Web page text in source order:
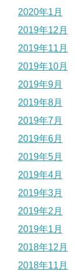
2020年1月
2019年12月
2019年11月
2019年10月
2019年9月
2019年8月
2019年7月
2019年6月
2019年5月
2019年4月
2019年3月
2019年2月
2019年1月
2018年12月
2018年11月